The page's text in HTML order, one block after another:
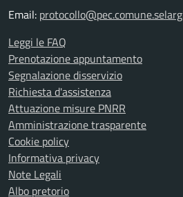
Email:
Leggi le FAQ
Prenotazione appuntamento
Segnalazione disservizio
Richiesta d'assistenza
Attuazione misure PNRR
Amministrazione trasparente
Cookie policy
Informativa privacy
Note Legali
Albo pretorio